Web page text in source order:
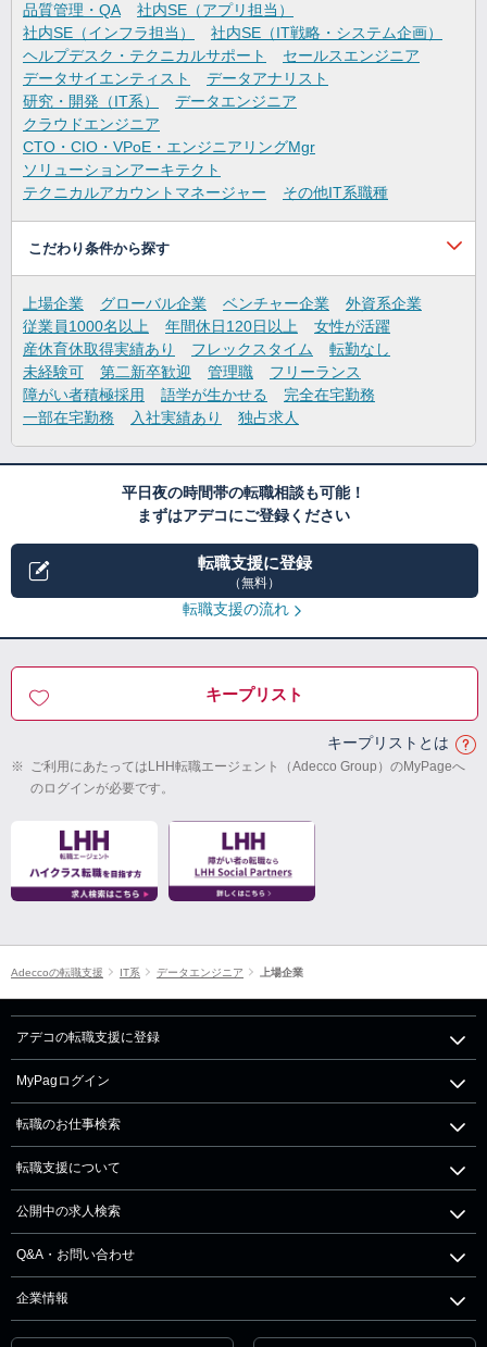
品質管理・QA
社内SE（アプリ担当）
社内SE（インフラ担当）
社内SE（IT戦略・システム企画）
ヘルプデスク・テクニカルサポート
セールスエンジニア
データサイエンティスト
データアナリスト
研究・開発（IT系）
データエンジニア
クラウドエンジニア
CTO・CIO・VPoE・エンジニアリングMgr
ソリューションアーキテクト
テクニカルアカウントマネージャー
その他IT系職種
こだわり条件から探す
上場企業 グローバル企業 ベンチャー企業
外資系企業
従業員1000名以上
年間休日120日以上
女性が活躍
産休育休取得実績あり
フレックスタイム
転勤なし
未経験可
第二新卒歓迎 管理職
フリーランス
障がい者積極採用
語学が生かせる
完全在宅勤務
一部在宅勤務
入社実績あり 独占求人
平日夜の時間帯の転職相談も可能！
まずはアデコにご登録ください
転職支援に登録
（無料）
転職支援の流れ
キープリスト
キープリストとは
※ ご利用にあたってはLHH転職エージェント（Adecco Group）のMyPageへ
のログインが必要です。
Adeccoの転職支援 IT系 データエンジニア 上場企業
アデコの転職支援に登録
MyPagログイン
転職のお仕事検索
転職支援について
公開中の求人検索
Q&A・お問い合わせ
企業情報